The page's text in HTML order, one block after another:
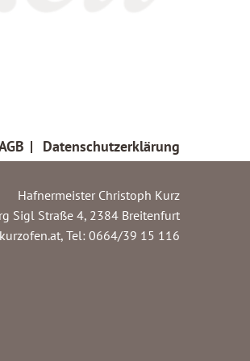
| Datenschutzerklärung
Hafnermeister Christoph Kurz
Sigl Straße 4, 2384 Breitenfurt
, Tel: 0664/39 15 116